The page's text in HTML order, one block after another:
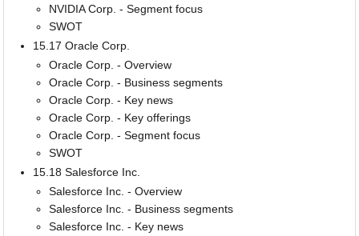
NVIDIA Corp. - Segment focus
SWOT
15.17 Oracle Corp.
Oracle Corp. - Overview
Oracle Corp. - Business segments
Oracle Corp. - Key news
Oracle Corp. - Key offerings
Oracle Corp. - Segment focus
SWOT
15.18 Salesforce Inc.
Salesforce Inc. - Overview
Salesforce Inc. - Business segments
Salesforce Inc. - Key news